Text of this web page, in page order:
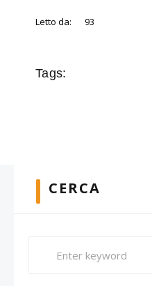
Letto da: 93
Tags:
CERCA